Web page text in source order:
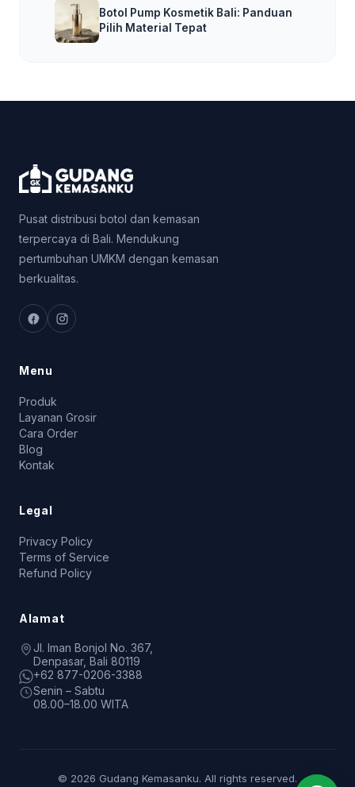
Botol Pump Kosmetik Bali: Panduan
Pilih Material Tepat
Pusat distribusi botol dan kemasan
terpercaya di Bali. Mendukung
pertumbuhan UMKM dengan kemasan
berkualitas.
Menu
Produk
Layanan Grosir
Cara Order
Blog
Kontak
Legal
Privacy Policy
Terms of Service
Refund Policy
Alamat
Jl. Iman Bonjol No. 367,
Denpasar, Bali 80119
+62 877-0206-3388
Senin – Sabtu
08.00–18.00 WITA
© 2026 Gudang Kemasanku. All rights reserved.